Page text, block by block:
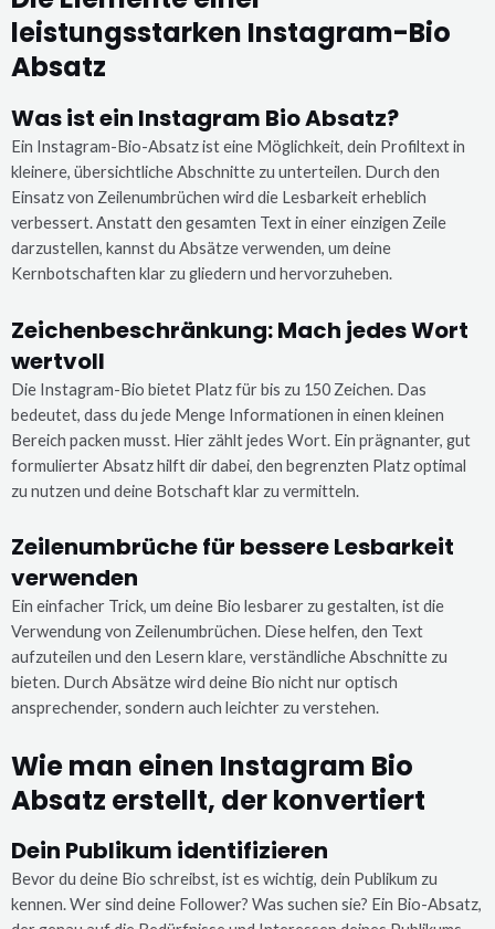
leistungsstarken Instagram-Bio
Absatz
Was ist ein Instagram Bio Absatz?
Ein Instagram-Bio-Absatz ist eine Möglichkeit, dein Profiltext in
kleinere, übersichtliche Abschnitte zu unterteilen. Durch den
Einsatz von Zeilenumbrüchen wird die Lesbarkeit erheblich
verbessert. Anstatt den gesamten Text in einer einzigen Zeile
darzustellen, kannst du Absätze verwenden, um deine
Kernbotschaften klar zu gliedern und hervorzuheben.
Zeichenbeschränkung: Mach jedes Wort
wertvoll
Die Instagram-Bio bietet Platz für bis zu 150 Zeichen. Das
bedeutet, dass du jede Menge Informationen in einen kleinen
Bereich packen musst. Hier zählt jedes Wort. Ein prägnanter, gut
formulierter Absatz hilft dir dabei, den begrenzten Platz optimal
zu nutzen und deine Botschaft klar zu vermitteln.
Zeilenumbrüche für bessere Lesbarkeit
verwenden
Ein einfacher Trick, um deine Bio lesbarer zu gestalten, ist die
Verwendung von Zeilenumbrüchen. Diese helfen, den Text
aufzuteilen und den Lesern klare, verständliche Abschnitte zu
bieten. Durch Absätze wird deine Bio nicht nur optisch
ansprechender, sondern auch leichter zu verstehen.
Wie man einen Instagram Bio
Absatz erstellt, der konvertiert
Dein Publikum identifizieren
Bevor du deine Bio schreibst, ist es wichtig, dein Publikum zu
kennen. Wer sind deine Follower? Was suchen sie? Ein Bio-Absatz,